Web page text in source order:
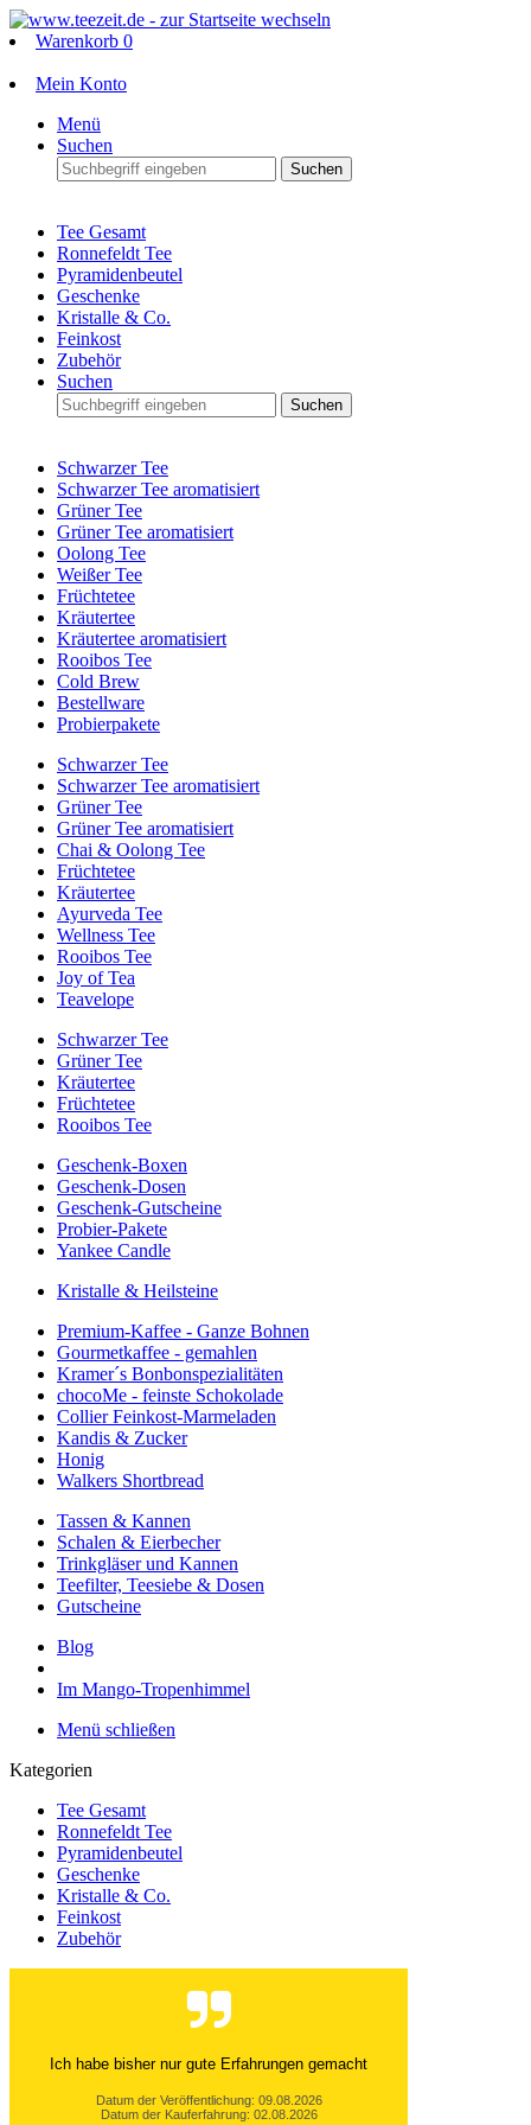
Warenkorb 0
Mein Konto
Menü
Suchen
Suchen
Tee Gesamt
Ronnefeldt Tee
Pyramidenbeutel
Geschenke
Kristalle & Co.
Feinkost
Zubehör
Suchen
Suchen
Schwarzer Tee
Schwarzer Tee aromatisiert
Grüner Tee
Grüner Tee aromatisiert
Oolong Tee
Weißer Tee
Früchtetee
Kräutertee
Kräutertee aromatisiert
Rooibos Tee
Cold Brew
Bestellware
Probierpakete
Schwarzer Tee
Schwarzer Tee aromatisiert
Grüner Tee
Grüner Tee aromatisiert
Chai & Oolong Tee
Früchtetee
Kräutertee
Ayurveda Tee
Wellness Tee
Rooibos Tee
Joy of Tea
Teavelope
Schwarzer Tee
Grüner Tee
Kräutertee
Früchtetee
Rooibos Tee
Geschenk-Boxen
Geschenk-Dosen
Geschenk-Gutscheine
Probier-Pakete
Yankee Candle
Kristalle & Heilsteine
Premium-Kaffee - Ganze Bohnen
Gourmetkaffee - gemahlen
Kramer´s Bonbonspezialitäten
chocoMe - feinste Schokolade
Collier Feinkost-Marmeladen
Kandis & Zucker
Honig
Walkers Shortbread
Tassen & Kannen
Schalen & Eierbecher
Trinkgläser und Kannen
Teefilter, Teesiebe & Dosen
Gutscheine
Blog
Im Mango-Tropenhimmel
Menü schließen
Kategorien
Tee Gesamt
Ronnefeldt Tee
Pyramidenbeutel
Geschenke
Kristalle & Co.
Feinkost
Zubehör
Ich habe bisher nur gute Erfahrungen gemacht
Datum der Veröffentlichung: 09.08.2026
Datum der Kauferfahrung: 02.08.2026